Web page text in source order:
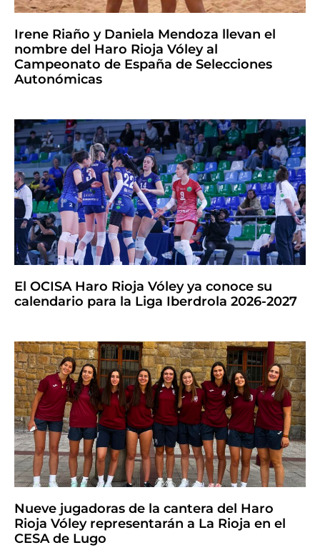
Irene Riaño y Daniela Mendoza llevan el
nombre del Haro Rioja Vóley al
Campeonato de España de Selecciones
Autonómicas
El OCISA Haro Rioja Vóley ya conoce su
calendario para la Liga Iberdrola 2026-2027
Nueve jugadoras de la cantera del Haro
Rioja Vóley representarán a La Rioja en el
CESA de Lugo